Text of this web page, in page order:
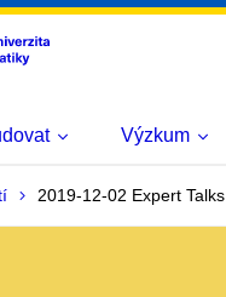
Výzkum
2019-12-02 Expert Talks